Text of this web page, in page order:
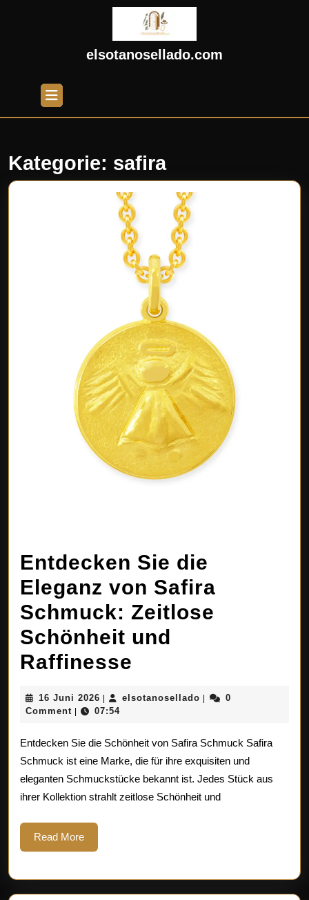
elsotanosellado.com
Open
Button
Kategorie: safira
Entdecken Sie die
Eleganz von Safira
Schmuck: Zeitlose
Schönheit und
Raffinesse
Eleganz
von
Safira
und
16 Juni 2026 16
Juni
elsotanosellado elsotanosellado
0
Comment
07:54
Entdecken Sie die Schönheit von Safira Schmuck Safira
Schmuck ist eine Marke, die für ihre exquisiten und
eleganten Schmuckstücke bekannt ist. Jedes Stück aus
ihrer Kollektion strahlt zeitlose Schönheit und
Read MoreRead
More